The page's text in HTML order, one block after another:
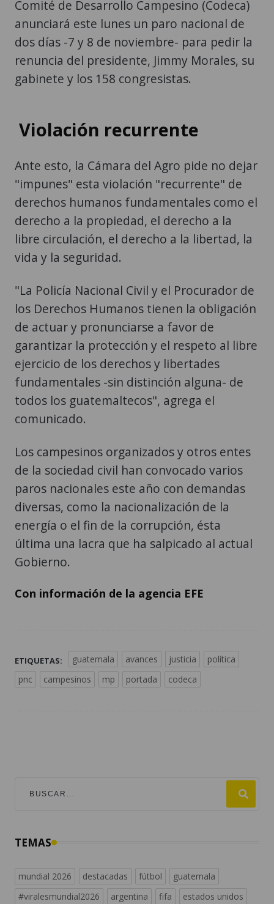
Comité de Desarrollo Campesino (Codeca)
anunciará este lunes un paro nacional de
dos días -7 y 8 de noviembre- para pedir la
renuncia del presidente, Jimmy Morales, su
gabinete y los 158 congresistas.
Violación recurrente
Ante esto, la Cámara del Agro pide no dejar
"impunes" esta violación "recurrente" de
derechos humanos fundamentales como el
derecho a la propiedad, el derecho a la
libre circulación, el derecho a la libertad, la
vida y la seguridad.
"La Policía Nacional Civil y el Procurador de
los Derechos Humanos tienen la obligación
de actuar y pronunciarse a favor de
garantizar la protección y el respeto al libre
ejercicio de los derechos y libertades
fundamentales -sin distinción alguna- de
todos los guatemaltecos", agrega el
comunicado.
Los campesinos organizados y otros entes
de la sociedad civil han convocado varios
paros nacionales este año con demandas
diversas, como la nacionalización de la
energía o el fin de la corrupción, ésta
última una lacra que ha salpicado al actual
Gobierno.
Con información de la agencia EFE
ETIQUETAS: guatemala avances justicia
política
pnc
campesinos mp portada codeca
TEMAS
mundial 2026 destacadas fútbol
guatemala
#viralesmundial2026
argentina fifa
estados unidos